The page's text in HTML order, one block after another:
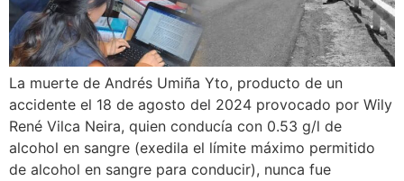
La muerte de Andrés Umiña Yto, producto de un
accidente el 18 de agosto del 2024 provocado por Wily
René Vilca Neira, quien conducía con 0.53 g/l de
alcohol en sangre (exedila el límite máximo permitido
de alcohol en sangre para conducir), nunca fue